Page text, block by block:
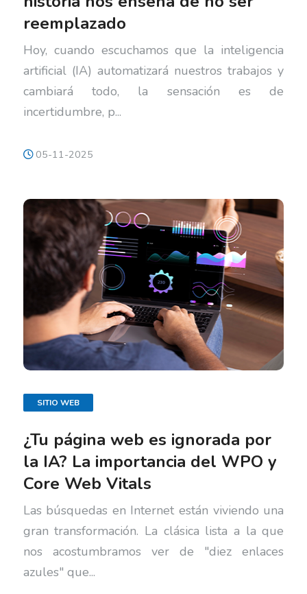
reemplazado
Hoy, cuando escuchamos que la inteligencia
artificial (IA) automatizará nuestros trabajos y
cambiará todo, la sensación es de
incertidumbre, p...
05-11-2025
SITIO WEB
¿Tu página web es ignorada por
la IA? La importancia del WPO y
Core Web Vitals
Las búsquedas en Internet están viviendo una
gran transformación. La clásica lista a la que
nos acostumbramos ver de "diez enlaces
azules" que...